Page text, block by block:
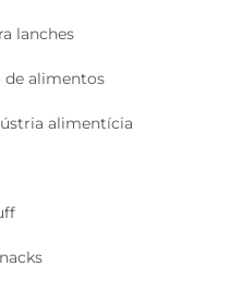
lanches
de alimentos
alimentícia